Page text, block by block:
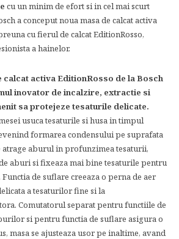
cu un minim de efort si in cel mai scurt
a conceput noua masa de calcat activa
cu fierul de calcat EditionRosso,
a hainelor.
calcat activa EditionRosso de la Bosch
inovator de incalzire, extractie si
sa protejeze tesaturile delicate.
usuca tesaturile si husa in timpul
formarea condensului pe suprafata
atrage aburul in profunzimea tesaturii,
aburi si fixeaza mai bine tesaturile pentru
de suflare creeaza o perna de aer
a tesaturilor fine si la
Comutatorul separat pentru functiile de
si pentru functia de suflare asigura o
masa se ajusteaza usor pe inaltime, avand